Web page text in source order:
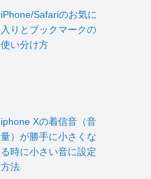
iPhone/Safariのお気に
入りとブックマークの
使い分け方
iphone Xの着信音（音
量）が勝手に小さくな
る時に小さい音に設定
方法